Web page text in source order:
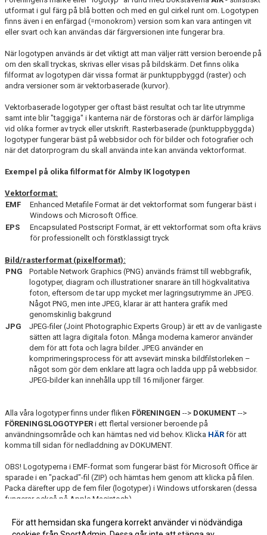
FÖRENINGEN
OM FÖRENINGEN
STYRELSEN
STADGAR
VÄRDEGRUND
HISTORIK
DOKUMENT
MEDLEMSSERVICE
KONTAKT
KLUBBSTUGAN
BILDGALLERI
utformat i gul färg på blå botten och med en gul cirkel runt om. Logotypen
finns även i en enfärgad (=monokrom) version som kan vara antingen vit
eller svart och kan användas där färgversionen inte fungerar bra.
När logotypen används är det viktigt att man väljer rätt version beroende på
om den skall tryckas, skrivas eller visas på bildskärm. Det finns olika
filformat av logotypen där vissa format är punktuppbyggd (raster) och
andra versioner som är vektorbaserade (kurvor).
Vektorbaserade logotyper ger oftast bäst resultat och tar lite utrymme
samt inte blir "taggiga" i kanterna när de förstoras och är därför lämpliga
vid olika former av tryck eller utskrift. Rasterbaserade (punktuppbyggda)
logotyper fungerar bäst på webbsidor och för bilder och fotografier och
när det datorprogram du skall använda inte kan använda vektorformat.
Exempel på olika filformat för Almby IK logotypen
Vektorformat:
EMF
Enhanced Metafile Format är det vektorformat som fungerar bäst i
Windows och Microsoft Office.
EPS
Encapsulated Postscript Format, är ett vektorformat som ofta krävs
för professionellt och förstklassigt tryck
Bild/rasterformat (pixelformat):
PNG
Portable Network Graphics (PNG) används främst till webbgrafik,
logotyper, diagram och illustrationer snarare än till högkvalitativa
foton, eftersom de tar upp mycket mer lagringsutrymme än JPEG.
Något PNG, men inte JPEG, klarar är att hantera grafik med
genomskinlig bakgrund
JPG
JPEG-filer (Joint Photographic Experts Group) är ett av de vanligaste
sätten att lagra digitala foton. Många moderna kameror använder
dem för att fota och lagra bilder. JPEG använder en
komprimeringsprocess för att avsevärt minska bildfilstorleken –
något som gör dem enklare att lagra och ladda upp på webbsidor.
JPEG-bilder kan innehålla upp till 16 miljoner färger.
Alla våra logotyper finns under fliken FÖRENINGEN --> DOKUMENT -->
FÖRENINGSLOGOTYPER i ett flertal versioner beroende på
användningsområde och kan hämtas ned vid behov. Klicka HÄR för att
komma till sidan för nedladdning av DOKUMENT.
OBS! Logotyperna i EMF-format som fungerar bäst för Microsoft Office är
sparade i en "packad"-fil (ZIP) och hämtas hem genom att klicka på filen.
Packa därefter upp de fem filer (logotyper) i Windows utforskaren (dessa
fungerar också på Apple Macintosh).
För att hemsidan ska fungera korrekt använder vi nödvändiga